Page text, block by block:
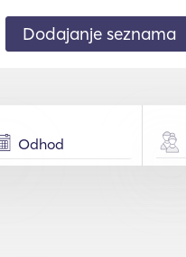
Dodajanje seznama